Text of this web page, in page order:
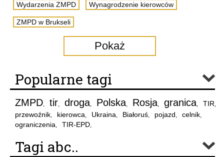
Wydarzenia ZMPD Wynagrodzenie kierowców
ZMPD w Brukseli
Pokaż
Popularne tagi
ZMPD, tir, droga, Polska, Rosja, granica, TIR,
przewoźnik, kierowca, Ukraina, Białoruś, pojazd, celnik,
ograniczenia, TIR-EPD,
Tagi abc..